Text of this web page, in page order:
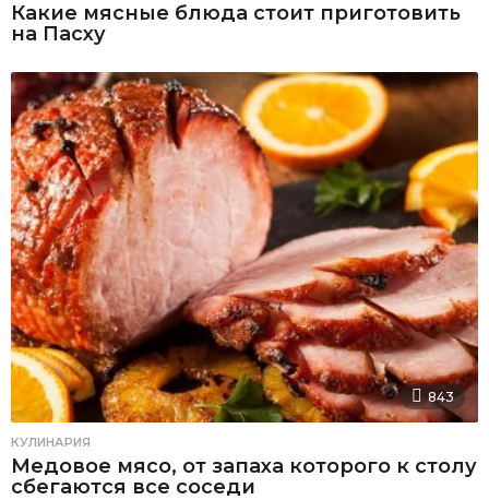
Какие мясные блюда стоит приготовить
на Пасху
843
КУЛИНАРИЯ
Медовое мясо, от запаха которого к столу
сбегаются все соседи